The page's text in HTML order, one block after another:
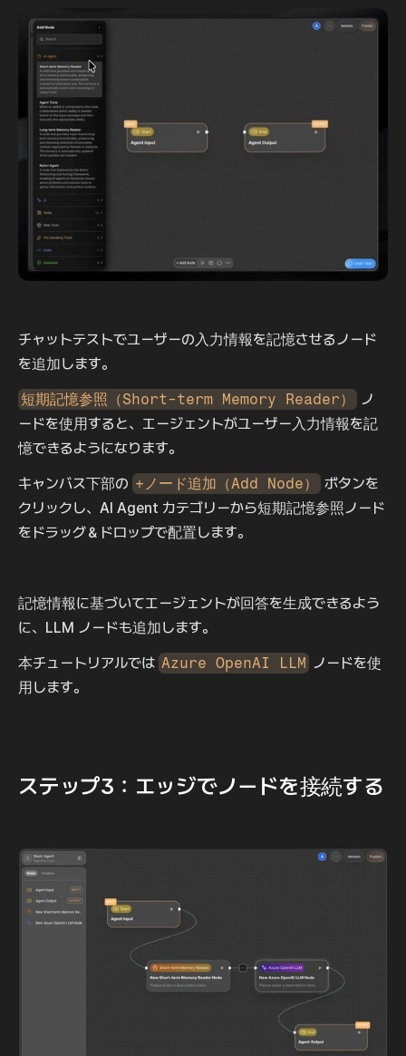
チャットテストでユーザーの入力情報を記憶させるノード
を追加します。
短期記憶参照（Short-term Memory Reader）
ノ
ードを使用すると、エージェントがユーザー入力情報を記
憶できるようになります。
キャンバス下部の +ノード追加（Add Node）
ボタンを
クリックし、AI Agent カテゴリーから短期記憶参照ノード
をドラッグ＆ドロップで配置します。
記憶情報に基づいてエージェントが回答を生成できるよう
に、LLM ノードも追加します。
本チュートリアルでは Azure OpenAI LLM ノードを使
用します。
ステップ3：エッジでノードを接続する